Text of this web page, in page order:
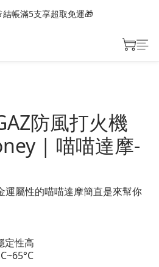
結帳滿5支享超取免運🎁
防風打火機
| 喵喵達摩-
運屬性的喵喵達摩簡直是來幫你
定性高